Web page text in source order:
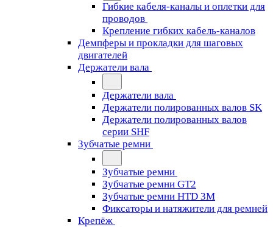
Гибкие кабеля-каналы и оплетки для
проводов
Крепление гибких кабель-каналов
Демпферы и прокладки для шаговых
двигателей
Держатели вала
Держатели вала
Держатели полированных валов SK
Держатели полированных валов
серии SHF
Зубчатые ремни
Зубчатые ремни
Зубчатые ремни GT2
Зубчатые ремни HTD 3M
Фиксаторы и натяжители для ремней
Крепёж